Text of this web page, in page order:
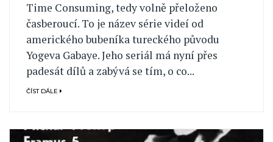
Time Consuming, tedy volně přeloženo
časberoucí. To je název série videí od
amerického bubeníka tureckého původu
Yogeva Gabaye. Jeho seriál má nyní přes
padesát dílů a zabývá se tím, o co...
ČÍST DÁLE